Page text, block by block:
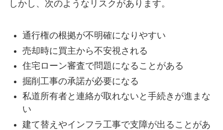
しかし、次のようなリスクがあります。
通行権の根拠が不明確になりやすい
売却時に買主から不安視される
住宅ローン審査で問題になることがある
掘削工事の承諾が必要になる
私道所有者と連絡が取れないと手続きが進まな
い
建て替えやインフラ工事で支障が出ることがあ